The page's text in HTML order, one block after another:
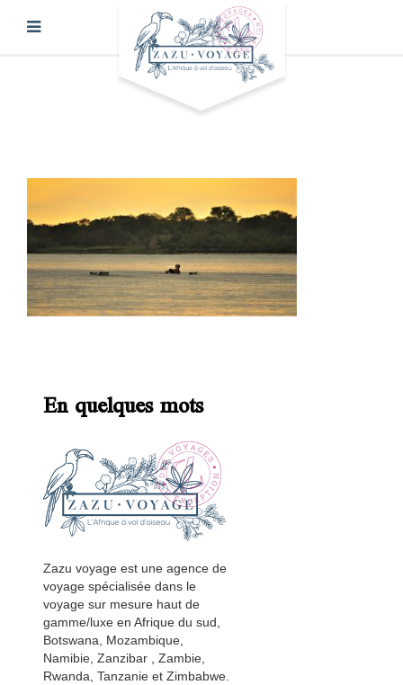
En quelques mots
Zazu voyage est une agence de
voyage spécialisée dans le
voyage sur mesure haut de
gamme/luxe en Afrique du sud,
Botswana, Mozambique,
Namibie, Zanzibar , Zambie,
Rwanda, Tanzanie et Zimbabwe.